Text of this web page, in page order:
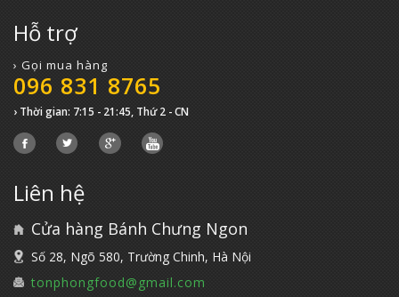
Hỗ trợ
› Gọi mua hàng
096 831 8765
› Thời gian: 7:15 - 21:45, Thứ 2 - CN
Liên hệ
Cửa hàng Bánh Chưng Ngon
Số 28, Ngõ 580, Trường Chinh, Hà Nội
tonphongfood@gmail.com